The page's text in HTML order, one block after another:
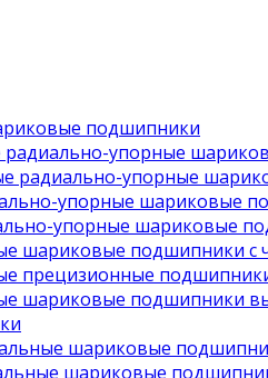
подшипники
радиально-упорные
радиально-упорные
упорные шариковые
упорные шариковые
шариковые подшипники с
прецизионные
шариковые подшипники
шариковые
шариковые